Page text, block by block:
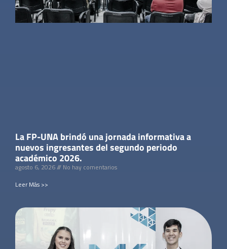
La FP-UNA brindó una jornada informativa a
nuevos ingresantes del segundo periodo
académico 2026.
agosto 6, 2026
No hay comentarios
Leer Más >>